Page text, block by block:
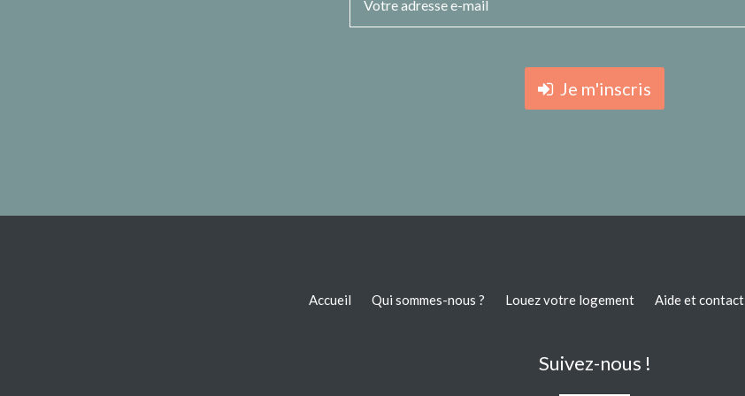
Je m'inscris
Accueil Qui sommes-nous ? Louez votre logement Aide et contact
Suivez-nous !